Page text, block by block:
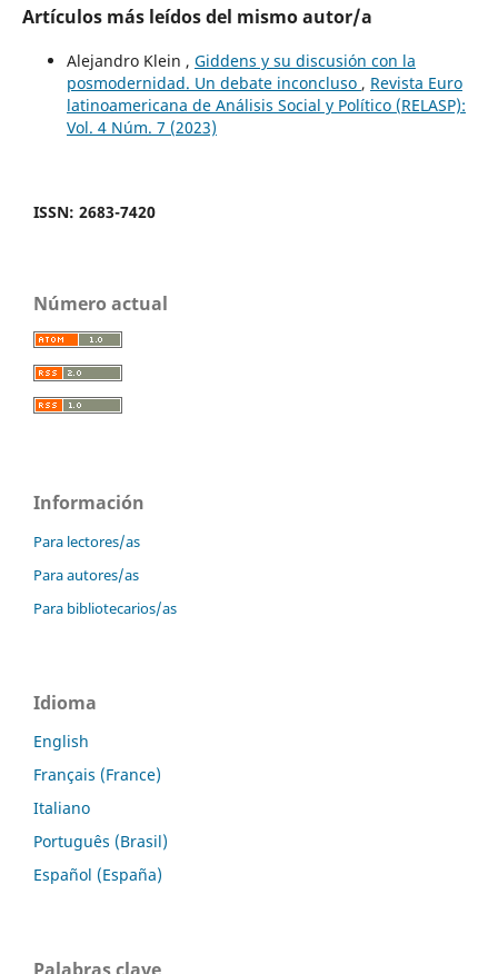
Artículos más leídos del mismo autor/a
Alejandro Klein , Giddens y su discusión con la
posmodernidad. Un debate inconcluso , Revista Euro
latinoamericana de Análisis Social y Político (RELASP):
Vol. 4 Núm. 7 (2023)
ISSN: 2683-7420
Número actual
Información
Para lectores/as
Para autores/as
Para bibliotecarios/as
Idioma
English
Français (France)
Italiano
Português (Brasil)
Español (España)